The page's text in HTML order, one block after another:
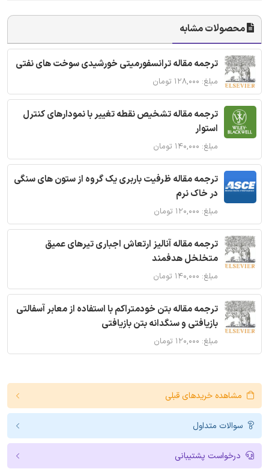
محصولات مشابه
ترجمه مقاله ترانسفورمیتی خورشیدی سوخت های نفتی
مبلغ: ۱۲۸,۰۰۰ تومان
ترجمه مقاله تشخیص نقطه تغییر با نمودارهای کنترل
استوار
مبلغ: ۱۴۰,۰۰۰ تومان
ترجمه مقاله ظرفیت باربری یک گروه از ستون های سنگی
در خاک نرم
مبلغ: ۱۲۰,۰۰۰ تومان
ترجمه مقاله آنالیز ارتعاش اجباری تیرهای عمیق
متخلخل هدفمند
مبلغ: ۱۴۰,۰۰۰ تومان
ترجمه مقاله بتن خودمتراکم با استفاده از معابر آسفالتی
بازیافتی و سنگدانه بتن بازیافتی
مبلغ: ۱۲۰,۰۰۰ تومان
مشاهده خریدهای قبلی
سوالات متداول
درخواست پشتیبانی